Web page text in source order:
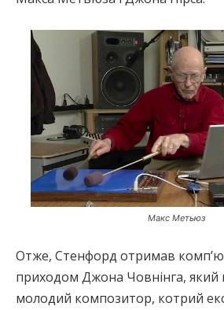
Макс Метьюз
Отже, Стенфорд отримав
приходом Джона Човнінга, який
молодий композитор, котрий